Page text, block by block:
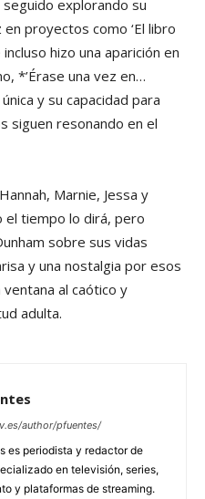
seguido explorando su
proyectos como ‘El libro
incluso hizo una aparición en
*’Érase una vez en…
y su capacidad para
siguen resonando en el
Marnie, Jessa y
el tiempo lo dirá, pero
sobre sus vidas
y una nostalgia por esos
ventana al caótico y
adulta.
author/pfuentes/
es periodista y redactor de
en televisión, series,
y plataformas de streaming.